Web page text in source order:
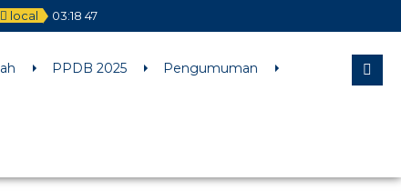
are ignored by all supported browsers. in
local 03:18 47
PPDB 2025 Pengumuman